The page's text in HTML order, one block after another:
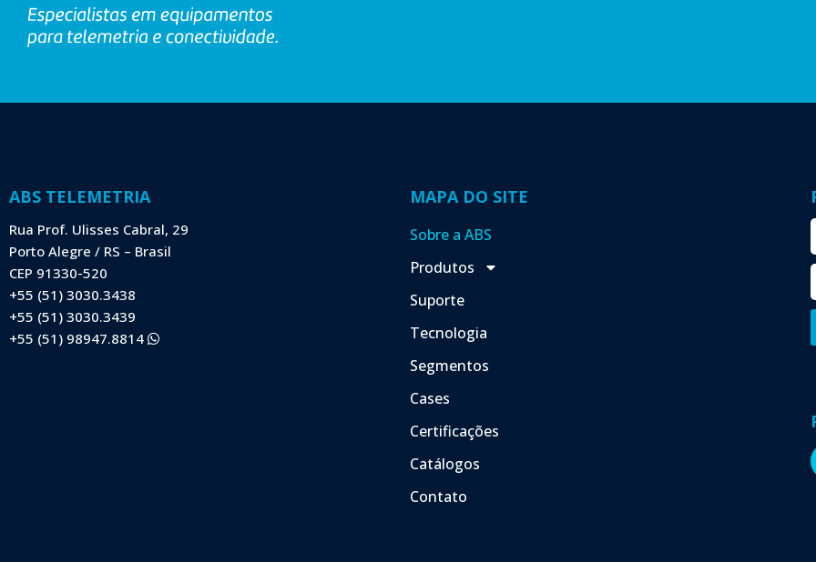
ABS TELEMETRIA
Rua Prof. Ulisses Cabral, 29
Porto Alegre / RS – Brasil
CEP 91330-520
+55 (51) 3030.3438
+55 (51) 3030.3439
+55 (51) 98947.8814
MAPA DO SITE
Sobre a ABS
Produtos
Suporte
Tecnologia
Segmentos
Cases
Certificações
Catálogos
Contato